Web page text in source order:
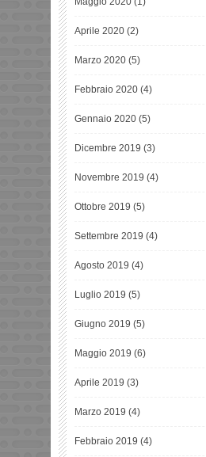
Aprile 2020 (2)
Marzo 2020 (5)
Febbraio 2020 (4)
Gennaio 2020 (5)
Dicembre 2019 (3)
Novembre 2019 (4)
Ottobre 2019 (5)
Settembre 2019 (4)
Agosto 2019 (4)
Luglio 2019 (5)
Giugno 2019 (5)
Maggio 2019 (6)
Aprile 2019 (3)
Marzo 2019 (4)
Febbraio 2019 (4)